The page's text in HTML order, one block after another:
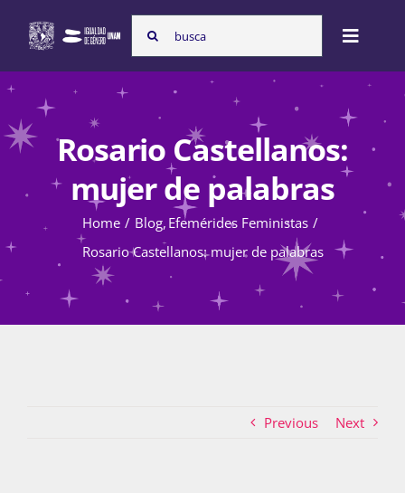
content
Search
for:
Toggle
Nosotras
Programas
Atención de la violencia de género
Rosario Castellanos:
mujer de palabras
Home Blog Efemérides Feministas
Rosario Castellanos: mujer de palabras
Previous Next